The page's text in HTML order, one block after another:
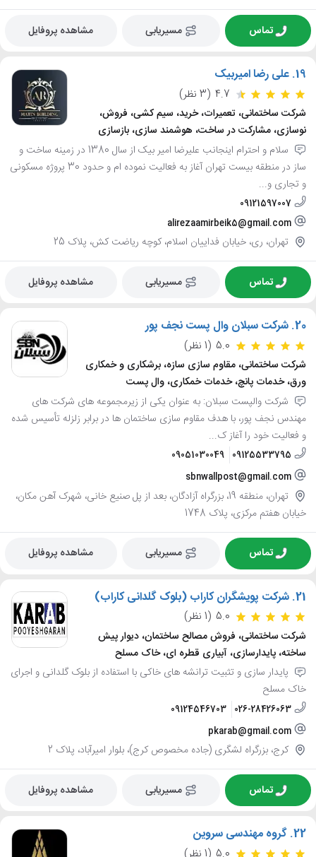
تماس مسیریابی مشاهده پروفایل
19. علی رضا امیربیک
4.7 (3 نظر)
شرکت ساختمانی، تعمیرات، خرید، سیم کشی، فروش،
نوسازی، مشارکت در ساخت، هوشمند سازی، بازسازی
سلام و احترام اینجانب علیرضا امیر بیک از سال 1380 در زمینه ساخت و
ساز در منطقه بیست تهران آغاز به فعالیت نموده ام و حدود 30 پروژه مسکونی
و تجاری و...
09121597007
alirezaamirbeik5@gmail.com
تهران، ری، خیابان فداییان اسلام، کوچه ریاضت کش، پلاک 25
تماس مسیریابی مشاهده پروفایل
20. شرکت سبلان وال پست نجف پور
5.0 (1 نظر)
شرکت ساختمانی، مقاوم سازی سازه، برشکاری و خمکاری
ورق، خدمات پانچ، خدمات خمکاری، وال پست
شرکت والپست سبلان: به عنوان یکی از زیرمجموعه های شرکت های
مهندس نجف پور، با هدف مقاوم سازی ساختمان ها در برابر زلزله تأسیس شده
و فعالیت خود را آغاز ک...
09125533795
09051030049
sbnwallpost@gmail.com
تهران، منطقه 19، بزرگراه آزادگان، بعد از پل صنیع خانی، شهرک آهن مکان،
خیابان هفتم مرکزی، پلاک 1748
تماس مسیریابی مشاهده پروفایل
21. شرکت پویشگران کاراب (بلوک گلدانی کاراب)
5.0 (1 نظر)
شرکت ساختمانی، فروش مصالح ساختمان، دیوار پیش
ساخته، پایدارسازی، آبیاری قطره ای، خاک مسلح
پایدار سازی و تثبیت ترانشه های خاکی با استفاده از بلوک گلدانی و اجرای
خاک مسلح
026-28426063
09124546703
pkarab@gmail.com
کرج، بزرگراه لشگری (جاده مخصوص کرج)، بلوار امیرآباد، پلاک 2
تماس مسیریابی مشاهده پروفایل
22. گروه مهندسی سروین